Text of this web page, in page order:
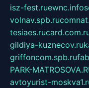
isz-fest.ruewnc.info
volnav.spb.ru
tesiaes.ru
gildiya-kuznecov.ru
griffoncom.spb.ru
PARK-
avtoyurist-